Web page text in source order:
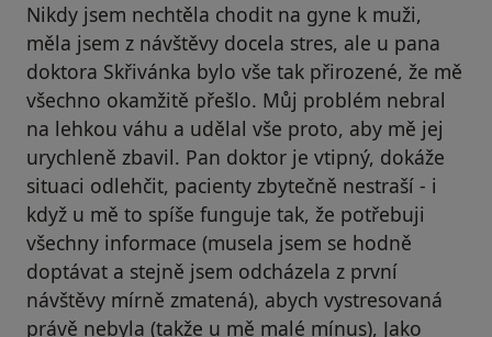
Nikdy jsem nechtěla chodit na gyne k muži,
měla jsem z návštěvy docela stres, ale u pana
doktora Skřivánka bylo vše tak přirozené, že mě
všechno okamžitě přešlo. Můj problém nebral
na lehkou váhu a udělal vše proto, aby mě jej
urychleně zbavil. Pan doktor je vtipný, dokáže
situaci odlehčit, pacienty zbytečně nestraší - i
když u mě to spíše funguje tak, že potřebuji
všechny informace (musela jsem se hodně
doptávat a stejně jsem odcházela z první
návštěvy mírně zmatená), abych vystresovaná
právě nebyla (takže u mě malé mínus), Jako